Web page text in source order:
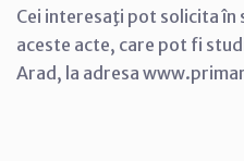
Cei interesaţi pot solicita în
aceste acte, care pot fi
Arad, la adresa